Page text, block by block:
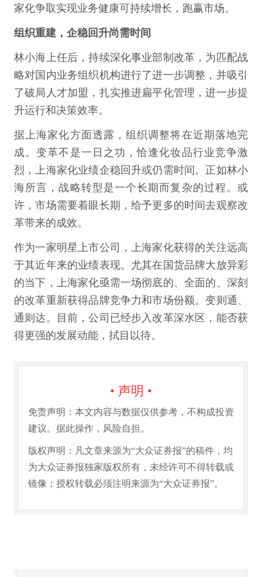
家化争取实现业务健康可持续增长，跑赢市场。
组织重建，企稳回升尚需时间
林小海上任后，持续深化事业部制改革，为匹配战
略对国内业务组织机构进行了进一步调整，并吸引
了破局人才加盟，扎实推进扁平化管理，进一步提
升运行和决策效率。
据上海家化方面透露，组织调整将在近期落地完
成。变革不是一日之功，恰逢化妆品行业竞争激
烈，上海家化业绩企稳回升或仍需时间。正如林小
海所言，战略转型是一个长期而复杂的过程。或
许，市场需要着眼长期，给予更多的时间去观察改
革带来的成效。
作为一家明星上市公司，上海家化获得的关注远高
于其近年来的业绩表现。尤其在国货品牌大放异彩
的当下，上海家化亟需一场彻底的、全面的、深刻
的改革重新获得品牌竞争力和市场份额。变则通、
通则达。目前，公司已经步入改革深水区，能否获
得更强的发展动能，拭目以待。
• 声明 •
免责声明：本文内容与数据仅供参考，不构成投资
建议。据此操作，风险自担。
版权声明：凡文章来源为“大众证券报”的稿件，均
为大众证券报独家版权所有，未经许可不得转载或
镜像；授权转载必须注明来源为“大众证券报”。